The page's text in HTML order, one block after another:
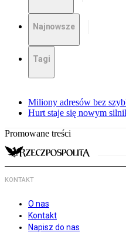
Najnowsze
Tagi
Miliony adresów bez
Hurt staje się nowym
Promowane treści
KONTAKT
O nas
Kontakt
Napisz do nas